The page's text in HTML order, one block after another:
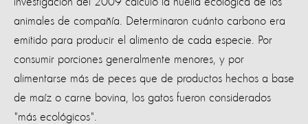
animales de compañía. Determinaron cuánto carbono era
emitido para producir el alimento de cada especie. Por
consumir porciones generalmente menores, y por
alimentarse más de peces que de productos hechos a base
de maíz o carne bovina, los gatos fueron considerados
"más ecológicos".